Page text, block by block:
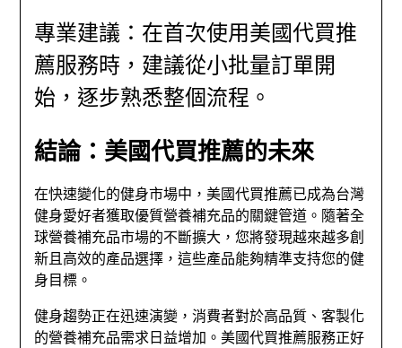
專業建議：在首次使用美國代買推
薦服務時，建議從小批量訂單開
始，逐步熟悉整個流程。
結論：美國代買推薦的未來
在快速變化的健身市場中，美國代買推薦已成為台灣
健身愛好者獲取優質營養補充品的關鍵管道。隨著全
球營養補充品市場的不斷擴大，您將發現越來越多創
新且高效的產品選擇，這些產品能夠精準支持您的健
身目標。
健身趨勢正在迅速演變，消費者對於高品質、客製化
的營養補充品需求日益增加。美國代買推薦服務正好